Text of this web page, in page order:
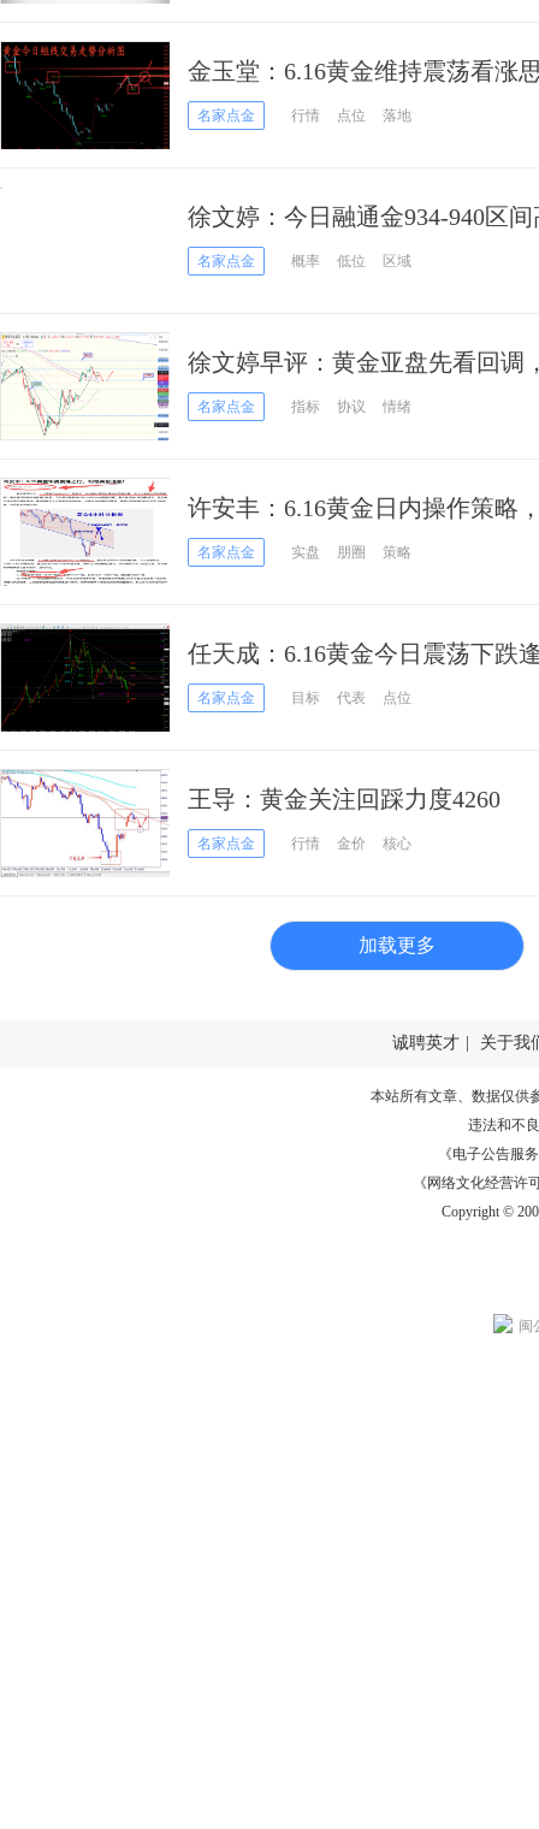
金玉堂：6.16黄金维持震荡看涨
新高？
名家点金 行情 点位 落地
徐文婷：今日融通金934-940区
名家点金 概率 低位 区域
徐文婷早评：黄金亚盘先看回调
名家点金 指标 协议 情绪
许安丰：6.16黄金日内操作策略
名家点金 实盘 朋圈 策略
任天成：6.16黄金今日震荡下跌
名家点金 目标 代表 点位
王导：黄金关注回踩力度
名家点金 行情 金价 核心
加载更多
诚聘英才 | 关于我
本站所有文章、数据仅供
违法和不
《电子公告服务
《网络文化经营许
Copyright ©
闽